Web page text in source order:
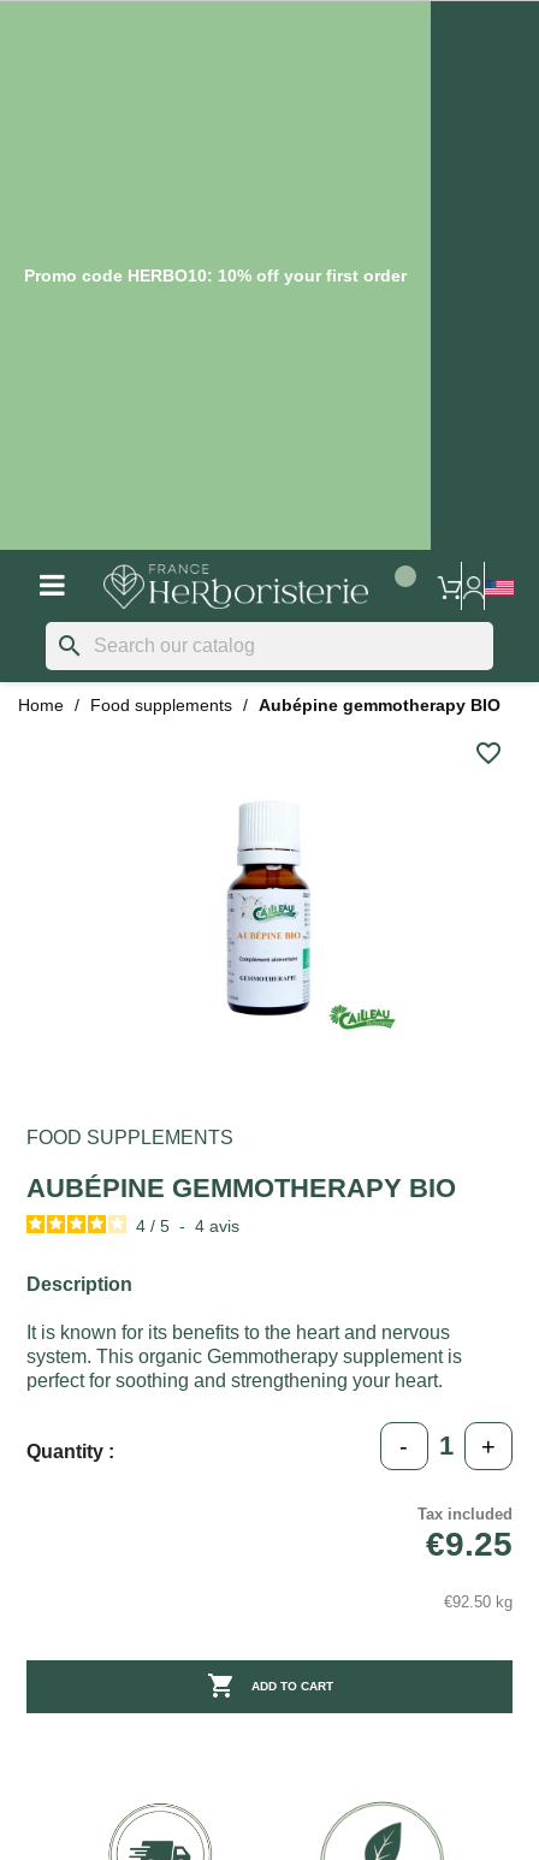
Promo code HERBO10: 10% off your first order
search
Home Food supplements Aubépine gemmotherapy BIO
favorite_border
FOOD SUPPLEMENTS
AUBÉPINE GEMMOTHERAPY BIO
4 / 5 - 4avis
Description
It is known for its benefits to the heart and nervous
system. This organic Gemmotherapy supplement is
perfect for soothing and strengthening your heart.
Quantity : - +
Tax included
€9.25
€92.50 kg
 ADD TO CART